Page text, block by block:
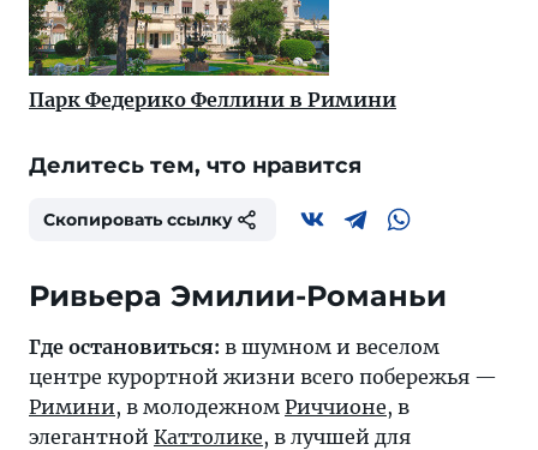
Парк Федерико Феллини в Римини
Делитесь тем, что нравится
Скопировать ссылку
Ривьера Эмилии-Романьи
Где остановиться: в шумном и веселом
центре курортной жизни всего побережья —
Римини, в молодежном Риччионе, в
элегантной Каттолике, в лучшей для